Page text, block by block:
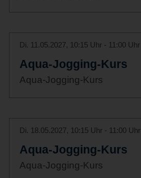
Di. 11.05.2027, 10:15 Uhr - 11:00 Uhr
Aqua-Jogging-Kurs
Aqua-Jogging-Kurs
Di. 18.05.2027, 10:15 Uhr - 11:00 Uhr
Aqua-Jogging-Kurs
Aqua-Jogging-Kurs